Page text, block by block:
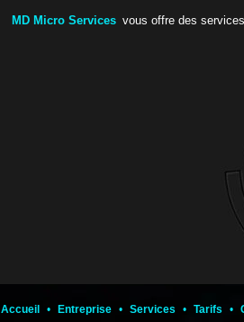
MD Micro Services vous offre des
Accueil • Entreprise • Services • Tarifs •